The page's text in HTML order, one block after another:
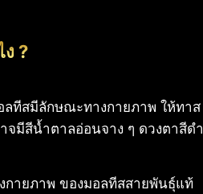
?
ทีสมีลักษณะทางกายภาพ ให้ทาส
มีสีน้ำตาลอ่อนจาง ๆ ดวงตาสีดำ
ายภาพ ของมอลทีสสายพันธุ์แท้